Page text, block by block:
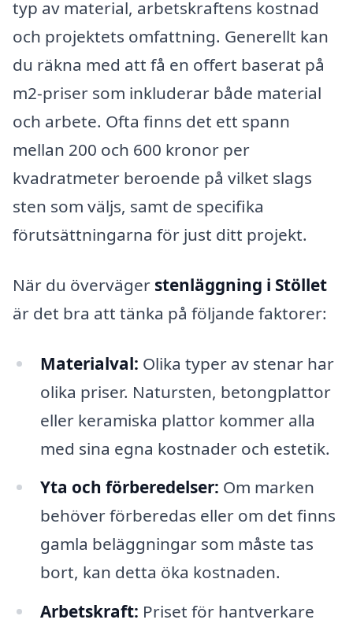
typ av material, arbetskraftens kostnad
och projektets omfattning. Generellt kan
du räkna med att få en offert baserat på
m2-priser som inkluderar både material
och arbete. Ofta finns det ett spann
mellan 200 och 600 kronor per
kvadratmeter beroende på vilket slags
sten som väljs, samt de specifika
förutsättningarna för just ditt projekt.
När du överväger stenläggning i Stöllet
är det bra att tänka på följande faktorer:
Materialval: Olika typer av stenar har
olika priser. Natursten, betongplattor
eller keramiska plattor kommer alla
med sina egna kostnader och estetik.
Yta och förberedelser: Om marken
behöver förberedas eller om det finns
gamla beläggningar som måste tas
bort, kan detta öka kostnaden.
Arbetskraft: Priset för hantverkare